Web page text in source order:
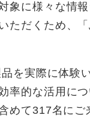
に様々な情
ただくため、
を実際に体験
率的な活用に
めて317名にご